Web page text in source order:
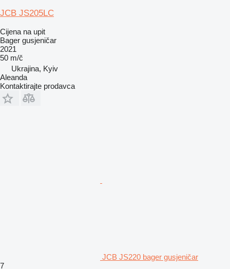
JCB JS205LC
Cijena na upit
Bager gusjeničar
2021
50 m/č
Ukrajina, Kyiv
Aleanda
Kontaktirajte prodavca
JCB JS220 bager gusjeničar
7